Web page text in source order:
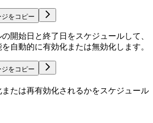
ジをコピー
開始日と終了日をスケジュールして、
自動的に有効化または無効化します。
ジをコピー
たは再有効化されるかをスケジュール